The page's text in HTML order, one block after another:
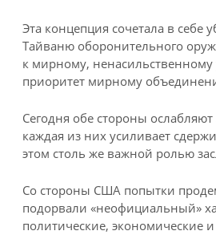
Эта концепция сочетала в
Тайваню оборонительного
к мирному, ненасильственному
приоритет мирному
Сегодня обе стороны
каждая из них усиливает
этом столь же важной ролью
Со стороны США попытки
подорвали «неофициальный»
политические, экономические